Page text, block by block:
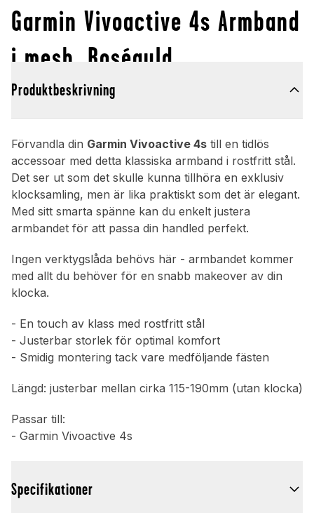
Garmin Vivoactive 4s Armband
i mesh, Roséguld
Produktbeskrivning
Förvandla din Garmin Vivoactive 4s till en tidlös
accessoar med detta klassiska armband i rostfritt stål.
Det ser ut som det skulle kunna tillhöra en exklusiv
klocksamling, men är lika praktiskt som det är elegant.
Med sitt smarta spänne kan du enkelt justera
armbandet för att passa din handled perfekt.
Ingen verktygslåda behövs här - armbandet kommer
med allt du behöver för en snabb makeover av din
klocka.
- En touch av klass med rostfritt stål
- Justerbar storlek för optimal komfort
- Smidig montering tack vare medföljande fästen
Längd: justerbar mellan cirka 115-190mm (utan klocka)
Passar till:
- Garmin Vivoactive 4s
Specifikationer